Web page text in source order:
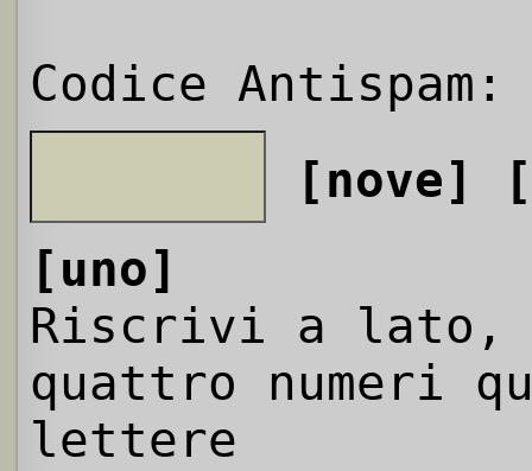
Codice Antispam:
[nove]
[uno]
Riscrivi a
quattro numeri
lettere